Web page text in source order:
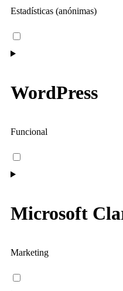
Estadísticas (anónimas)
WordPress
Funcional
Microsoft
Marketing